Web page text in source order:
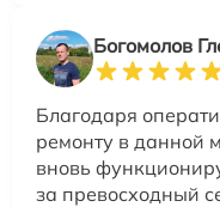
Богомолов
Благодаря
ремонту в данной
вновь
за превосходный